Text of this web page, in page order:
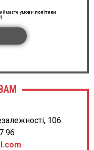
умови політики
106
96